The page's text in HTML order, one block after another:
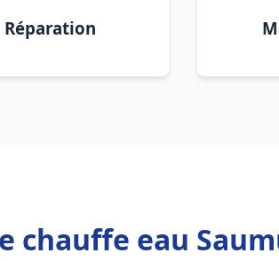
Réparation
chauffe eau